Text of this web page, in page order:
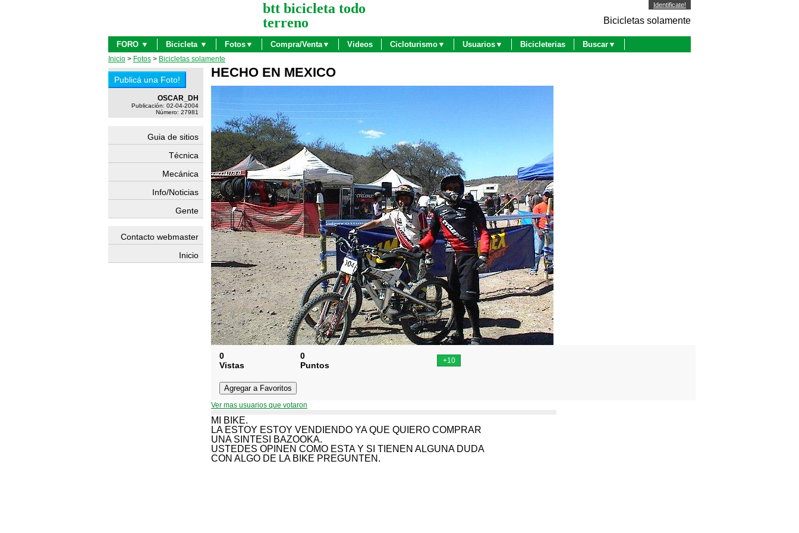
Identificate!
btt bicicleta todo
terreno
Bicicletas solamente
FORO ▼ Bicicleta ▼ Fotos▼ Compra/Venta▼ Videos Cicloturismo▼ Usuarios▼ Bicicleterias Buscar▼
Inicio > Fotos > Bicicletas solamente
HECHO EN MEXICO
0
Vistas
0
Puntos
Ver mas usuarios que votaron
MI BIKE.
LA ESTOY ESTOY VENDIENDO YA QUE QUIERO COMPRAR
UNA SINTESI BAZOOKA.
USTEDES OPINEN COMO ESTA Y SI TIENEN ALGUNA DUDA
CON ALGO DE LA BIKE PREGUNTEN.
OSCAR_DH
Publicación: 02-04-2004
Número: 27981
Guia de sitios
Técnica
Mecánica
Info/Noticias
Gente
Contacto webmaster
Inicio